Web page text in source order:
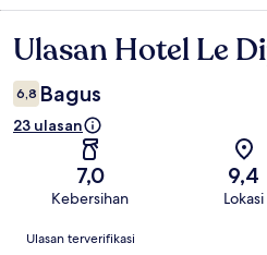
Ulasan
Ulasan Hotel Le
6,8 Bagus
23 ulasan
7,0
Kebersihan
9,4
Lokasi
Ulasan
Ulasan terverifikasi